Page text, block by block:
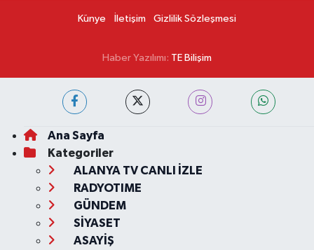
Künye İletişim Gizlilik Sözleşmesi
Haber Yazılımı: TE Bilişim
Ana Sayfa
Kategoriler
ALANYA TV CANLI İZLE
RADYOTIME
GÜNDEM
SİYASET
ASAYİŞ